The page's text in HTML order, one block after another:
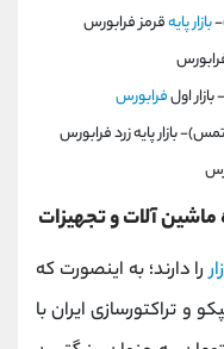
بازار پايهقرمز فرابورس
اولفرابورس
بازار پايه زرد فرابورس
آلات و تجهیزات
را دارند؛ به اینصورت که
تراکتورسازی ایران با